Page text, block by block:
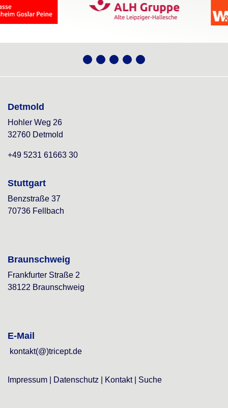
Detmold
Hohler Weg 26
32760 Detmold
+49 5231 61663 30
Stuttgart
Benzstraße 37
70736 Fellbach
Braunschweig
Frankfurter Straße 2
38122 Braunschweig
E-Mail
kontakt(@)tricept.de
Impressum Datenschutz Kontakt| Suche